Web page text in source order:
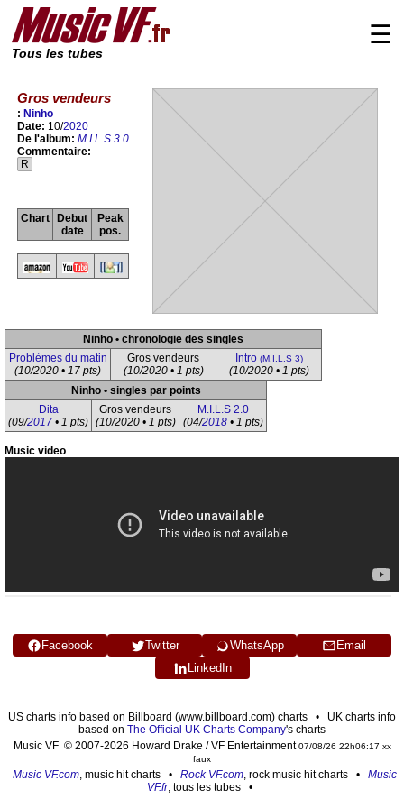
Tous les tubes
☰
Gros vendeurs
: Ninho
Date: 10/2020
De l'album: M.I.L.S 3.0
Commentaire:
R
Chart
Debut
date
Peak
pos.
Ninho • chronologie des singles
Problèmes du matin
(10/2020 • 17 pts)
Gros vendeurs
(10/2020 • 1 pts)
Intro (M.I.L.S 3)
(10/2020 • 1 pts)
Ninho • singles par points
Dita
(09/2017 • 1 pts)
Gros vendeurs
(10/2020 • 1 pts)
M.I.L.S 2.0
(04/2018• 1 pts)
Music video
Facebook Twitter WhatsApp
Email
LinkedIn
US charts info based on Billboard (www.billboard.com) charts • UK charts info
based on The Official UK Charts Company's charts
Music VF © 2007-2026 Howard Drake / VF Entertainment07/08/26 22h06:17 xx
faux
Music VF.com, music hit charts • Rock VF.com, rock music hit charts • Music
VF.fr, tous les tubes •